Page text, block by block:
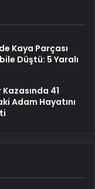
Kaya Parçası
Düştü: 5 Yaralı
41
Adam Hayatını